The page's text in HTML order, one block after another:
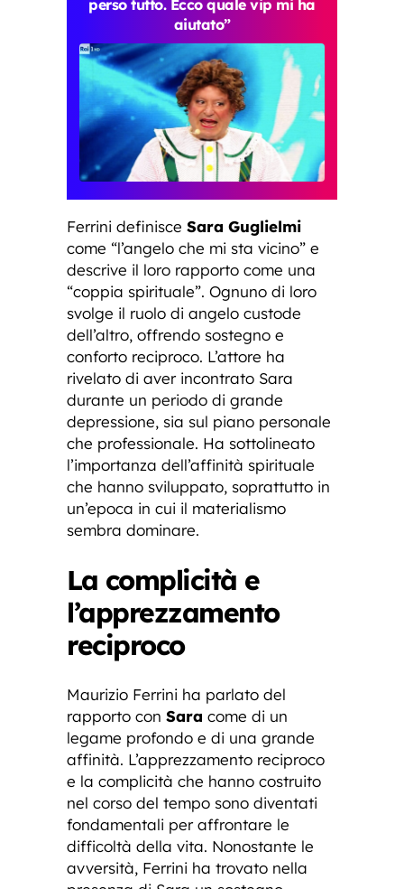
perso tutto. Ecco quale vip mi ha
aiutato”
Ferrini definisce Sara Guglielmi
come “l’angelo che mi sta vicino” e
descrive il loro rapporto come una
“coppia spirituale”. Ognuno di loro
svolge il ruolo di angelo custode
dell’altro, offrendo sostegno e
conforto reciproco. L’attore ha
rivelato di aver incontrato Sara
durante un periodo di grande
depressione, sia sul piano personale
che professionale. Ha sottolineato
l’importanza dell’affinità spirituale
che hanno sviluppato, soprattutto in
un’epoca in cui il materialismo
sembra dominare.
La complicità e
l’apprezzamento
reciproco
Maurizio Ferrini ha parlato del
rapporto con Sara come di un
legame profondo e di una grande
affinità. L’apprezzamento reciproco
e la complicità che hanno costruito
nel corso del tempo sono diventati
fondamentali per affrontare le
difficoltà della vita. Nonostante le
avversità, Ferrini ha trovato nella